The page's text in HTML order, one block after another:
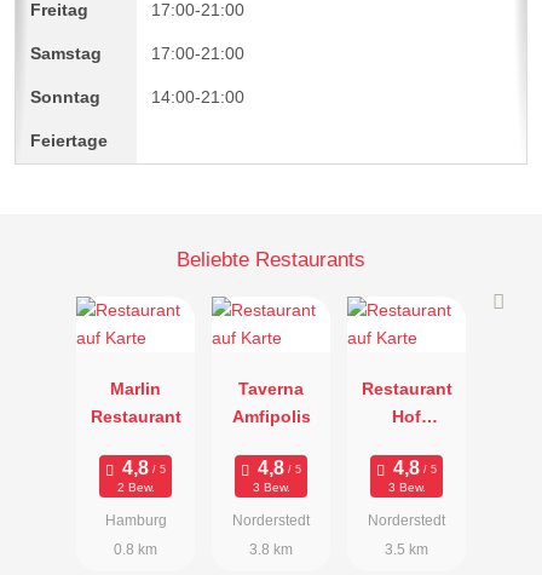
17:00-21:00
17:00-21:00
14:00-21:00
Beliebte Restaurants
Marlin
Restaurant
2 Bew.
Hamburg
0.8 km
Taverna
Amfipolis
3 Bew.
Norderstedt
3.8 km
Restaurant
Hof
3 Bew.
Norderstedt
3.5 km